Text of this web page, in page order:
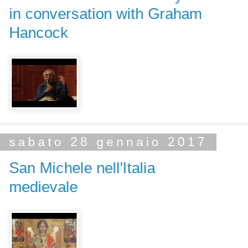
in conversation with Graham
Hancock
sabato 28 gennaio 2017
San Michele nell'Italia
medievale